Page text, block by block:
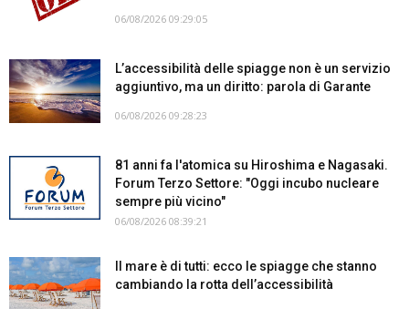
06/08/2026 09:29:05
L’accessibilità delle spiagge non è un servizio
aggiuntivo, ma un diritto: parola di Garante
06/08/2026 09:28:23
81 anni fa l'atomica su Hiroshima e Nagasaki.
Forum Terzo Settore: "Oggi incubo nucleare
sempre più vicino"
06/08/2026 08:39:21
Il mare è di tutti: ecco le spiagge che stanno
cambiando la rotta dell’accessibilità